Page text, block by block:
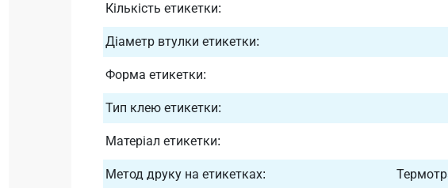
Кількість етикетки:
Діаметр втулки етикетки:
Форма етикетки:
Тип клею етикетки:
Матеріал етикетки:
Метод друку на етикетках: